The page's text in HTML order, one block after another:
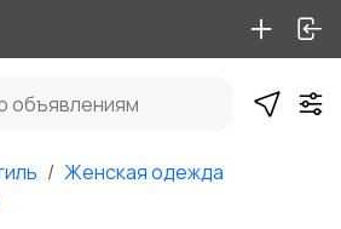
Женская одежда